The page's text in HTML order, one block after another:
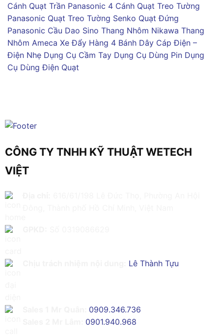
Cánh Quạt Trần Panasonic 4 Cánh Quạt Treo Tường
Panasonic Quạt Treo Tường Senko Quạt Đứng
Panasonic Cầu Dao Sino Thang Nhôm Nikawa Thang
Nhôm Ameca Xe Đẩy Hàng 4 Bánh Dây Cáp Điện –
Điện Nhẹ Dụng Cụ Cầm Tay Dụng Cụ Dùng Pin Dụng
Cụ Dùng Điện Quạt
CÔNG TY TNHH KỸ THUẬT WETECH
VIỆT
Lê Thành Tựu
0909.346.736
0901.940.968